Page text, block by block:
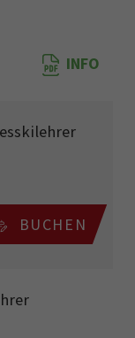
INFO
BUCHEN